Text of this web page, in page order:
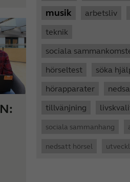
musik
arbetsliv
teknik
sociala
hörseltest
söka
hörapparater
tillvänjning
sociala sammanhang
nedsatt hörsel